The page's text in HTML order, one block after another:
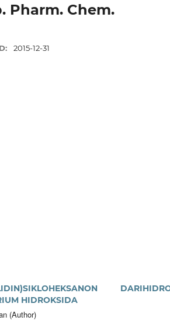
Pharm. Chem.
2015-12-31
HIDROKSIDA
(Author)